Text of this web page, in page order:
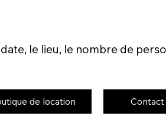
le lieu, le nombre de
de location Contact